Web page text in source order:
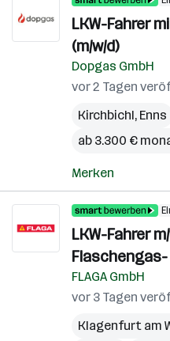
LKW-Fahrer
(m/w/d)
Dopgas GmbH
vor 2 Tagen
Kirchbichl, Enns
ab 3.300 €
Merken
LKW-Fahrer
FLAGA GmbH
vor 3 Tagen
Klagenfurt am